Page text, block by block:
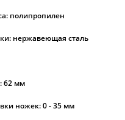
полипропилен
нержавеющая сталь
62 мм
ножек: 0 - 35 мм